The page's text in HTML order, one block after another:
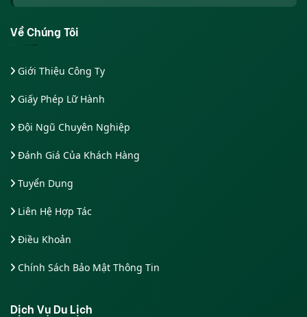
Về Chúng Tôi
Giới Thiệu Công Ty
Giấy Phép Lữ Hành
Đội Ngũ Chuyên Nghiệp
Đánh Giá Của Khách Hàng
Tuyển Dụng
Liên Hệ Hợp Tác
Điều Khoản
Chính Sách Bảo Mật Thông Tin
Dịch Vụ Du Lịch